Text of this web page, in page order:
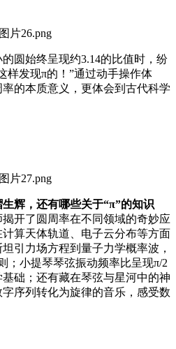
圆始终呈现约3.14的比值时，纷
样发现π的！”通过动手操作体
的本质意义，更体会到古代科学
辉，还有哪些关于“π”的知识
开了圆周率在不同领域的奇妙应
算天体轨道、电子云分布等方面
引力场方程到量子力学概率波，
；小提琴琴弦振动频率比呈现π/2
础；还有藏在琴弦与星河中的神
序列转化为旋律的音乐，感受数